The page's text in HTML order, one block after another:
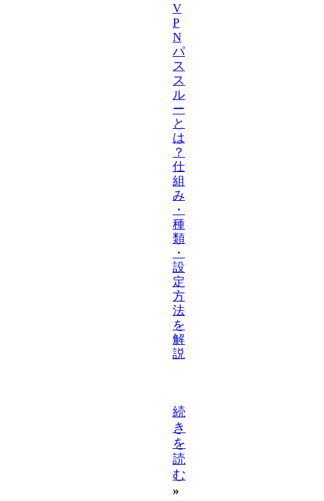
V
P
N
パ
ス
ス
ル
ー
と
は
？
仕
組
み
・
種
類
・
設
定
方
法
を
解
説
続
き
を
読
む
»